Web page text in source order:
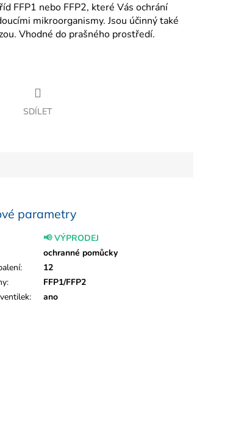
FFP1 nebo FFP2, které Vás ochrání
mikroorganismy. Jsou účinný také
Vhodné do prašného prostředí.
SDÍLET
parametry
📢 VÝPRODEJ
ochranné pomůcky
:
12
:
FFP1/FFP2
: ano